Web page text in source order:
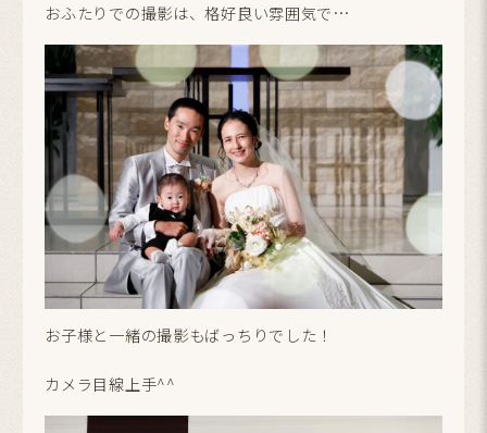
おふたりでの撮影は、格好良い雰囲気で…
お子様と一緒の撮影もばっちりでした！
カメラ目線上手^^